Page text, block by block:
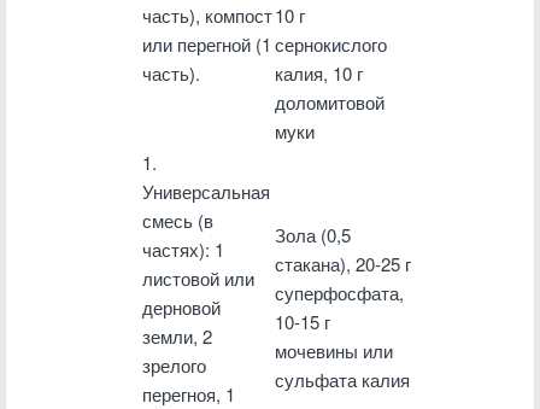
часть), компост
или перегной (1
часть).
10 г
сернокислого
калия, 10 г
доломитовой
муки
1.
Универсальная
смесь (в
частях): 1
листовой или
дерновой
земли, 2
зрелого
перегноя, 1
Зола (0,5
стакана), 20-25 г
суперфосфата,
10-15 г
мочевины или
сульфата калия